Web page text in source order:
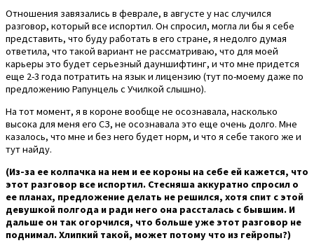
Отношения завязались в феврале, в августе у нас случился
разговор, который все испортил. Он спросил, могла ли бы я себе
представить, что буду работать в его стране, я недолго думая
ответила, что такой вариант не рассматриваю, что для моей
карьеры это будет серьезный дауншифтинг, и что мне придется
еще 2-3 года потратить на язык и лицензию (тут по-моему даже по
предложению Рапунцель с Училкой слышно).
На тот момент, я в короне вообще не осознавала, насколько
высока для меня его СЗ, не осознавала это еще очень долго. Мне
казалось, что мне и без него будет норм, и что я себе такого же и
тут найду.
(Из-за ее колпачка на нем и ее короны на себе ей кажется, что
этот разговор все испортил. Стесняша аккуратно спросил о
ее планах, предложение делать не решился, хотя спит с этой
девушкой полгода и ради него она рассталась с бывшим. И
дальше он так огорчился, что больше уже этот разговор не
поднимал. Хлипкий такой, может потому что из гейропы?)